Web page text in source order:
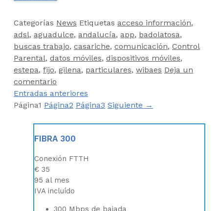
Categorías News Etiquetas acceso información,
adsl, aguadulce, andalucía, app, badolatosa,
buscas trabajo, casariche, comunicación, Control
Parental, datos móviles, dispositivos móviles,
estepa, fijo, gilena, particulares, wibaes Deja un
comentario
Entradas anteriores
Página1 Página2 Página3 Siguiente →
FIBRA 300
Conexión FTTH
€ 35
95 al mes
IVA incluído
300 Mbps de bajada